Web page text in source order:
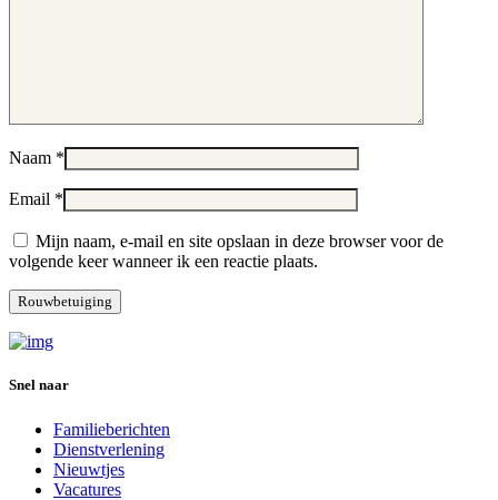
Naam *
Email *
Mijn naam, e-mail en site opslaan in deze browser voor de
volgende keer wanneer ik een reactie plaats.
Snel naar
Familieberichten
Dienstverlening
Nieuwtjes
Vacatures